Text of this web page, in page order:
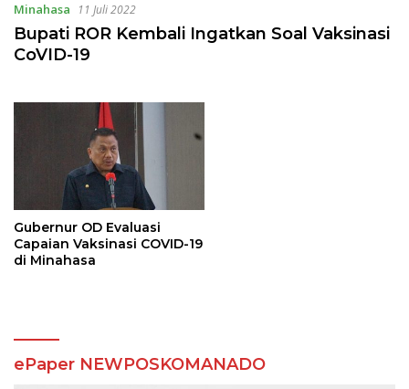
Minahasa 11 Juli 2022
Bupati ROR Kembali Ingatkan Soal Vaksinasi
CoVID-19
Gubernur OD Evaluasi
Capaian Vaksinasi COVID-19
di Minahasa
ePaper NEWPOSKOMANADO